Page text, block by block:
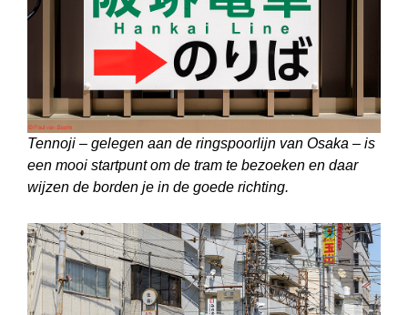
Tennoji – gelegen aan de ringspoorlijn van Osaka – is
een mooi startpunt om de tram te bezoeken en daar
wijzen de borden je in de goede richting.